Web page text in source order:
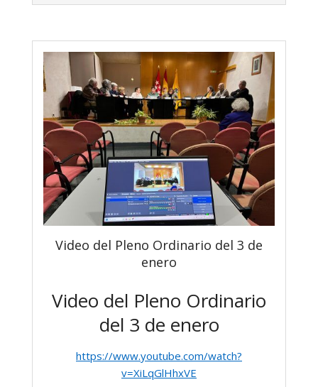
Video del Pleno Ordinario del 3 de
enero
Video del Pleno Ordinario
del 3 de enero
https://www.youtube.com/watch?
v=XiLqGlHhxVE